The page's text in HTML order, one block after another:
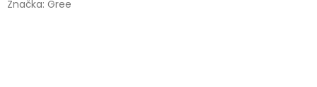
Značka: Gree